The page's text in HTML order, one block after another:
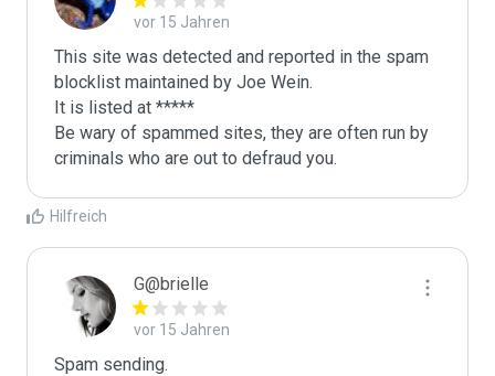
vor 15 Jahren
This site was detected and reported in the spam
blocklist maintained by Joe Wein.
It is listed at *****
Be wary of spammed sites, they are often run by
criminals who are out to defraud you.
Hilfreich
G@brielle
vor 15 Jahren
Spam sending.